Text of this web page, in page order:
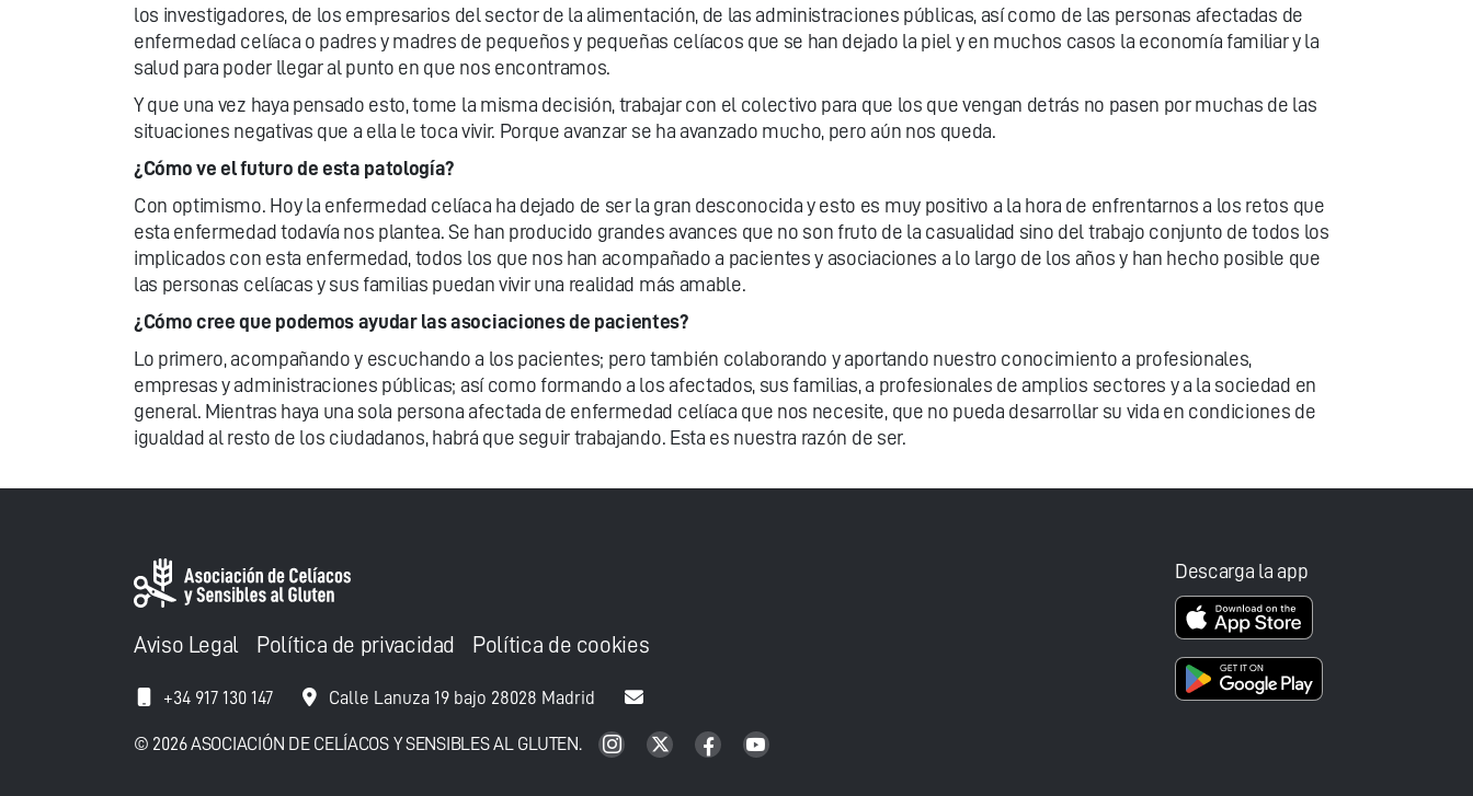
los investigadores, de los empresarios del sector de la alimentación, de las administraciones públicas, así como de las personas afectadas de
enfermedad celíaca o padres y madres de pequeños y pequeñas celíacos que se han dejado la piel y en muchos casos la economía familiar y la
salud para poder llegar al punto en que nos encontramos.
Y que una vez haya pensado esto, tome la misma decisión, trabajar con el colectivo para que los que vengan detrás no pasen por muchas de las
situaciones negativas que a ella le toca vivir. Porque avanzar se ha avanzado mucho, pero aún nos queda.
¿Cómo ve el futuro de esta patología?
Con optimismo. Hoy la enfermedad celíaca ha dejado de ser la gran desconocida y esto es muy positivo a la hora de enfrentarnos a los retos que
esta enfermedad todavía nos plantea. Se han producido grandes avances que no son fruto de la casualidad sino del trabajo conjunto de todos los
implicados con esta enfermedad, todos los que nos han acompañado a pacientes y asociaciones a lo largo de los años y han hecho posible que
las personas celíacas y sus familias puedan vivir una realidad más amable.
¿Cómo cree que podemos ayudar las asociaciones de pacientes?
Lo primero, acompañando y escuchando a los pacientes; pero también colaborando y aportando nuestro conocimiento a profesionales,
empresas y administraciones públicas; así como formando a los afectados, sus familias, a profesionales de amplios sectores y a la sociedad en
general. Mientras haya una sola persona afectada de enfermedad celíaca que nos necesite, que no pueda desarrollar su vida en condiciones de
igualdad al resto de los ciudadanos, habrá que seguir trabajando. Esta es nuestra razón de ser.
Aviso Legal Política de privacidad Política de cookies
+34 917 130 147 Calle Lanuza 19 bajo 28028 Madrid
© 2026 ASOCIACIÓN DE CELÍACOS Y SENSIBLES AL GLUTEN.
Descarga la app